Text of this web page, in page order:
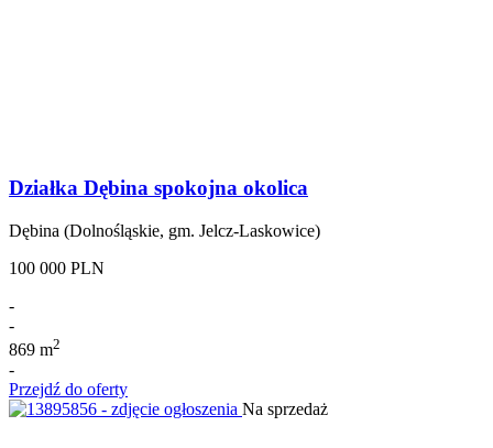
Działka Dębina spokojna okolica
Dębina (Dolnośląskie, gm. Jelcz-Laskowice)
100 000 PLN
-
-
869 m2
-
Przejdź do oferty
Na sprzedaż